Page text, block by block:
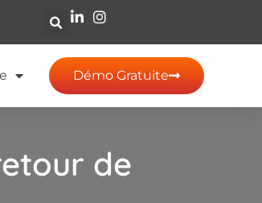
Démo Gratuite
de